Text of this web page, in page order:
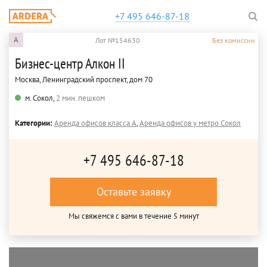
+7 495 646-87-18
A Лот №154630 Без комиссии
Бизнес-центр Алкон II
Москва, Ленинградский проспект, дом 70
м. Сокол,2 мин. пешком
Категории:Аренда офисов класса A,Аренда офисов у метро Сокол
+7 495 646-87-18
Оставьте заявку
Мы свяжемся с вами в течение 5 минут